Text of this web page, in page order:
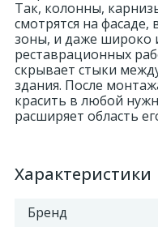
Так, колонны,
смотрятся на фасаде,
зоны, и даже широко
реставрационных
скрывает стыки
здания. После
красить в любой
расширяет область
Характеристики
Бренд